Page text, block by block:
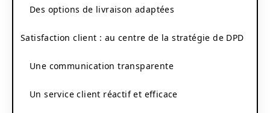
Des options de livraison adaptées
Satisfaction client : au centre de la stratégie de DPD
Une communication transparente
Un service client réactif et efficace